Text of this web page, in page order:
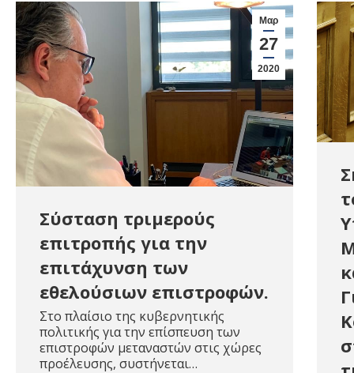
Μαρ
27
2020
Σύσταση τριμερούς
επιτροπής για την
επιτάχυνση των
εθελούσιων επιστροφών.
Στο πλαίσιο της κυβερνητικής
πολιτικής για την επίσπευση των
επιστροφών μεταναστών στις χώρες
προέλευσης, συστήνεται…